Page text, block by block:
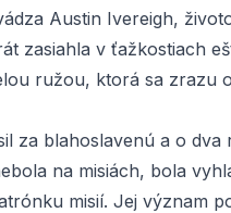
Austin Ivereigh,
zasiahla v ťažkostiach
ružou, ktorá sa zrazu
za blahoslavenú a o dva
na misiách, bola
misií. Jej význam